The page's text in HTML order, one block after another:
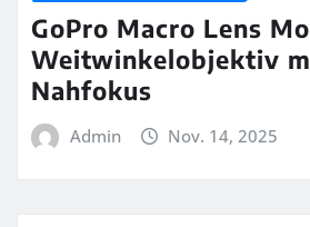
GoPro Macro Lens
Weitwinkelobjektiv
Nahfokus
Admin Nov. 14, 2025